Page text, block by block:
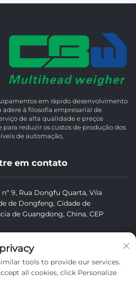
em rápido desenvolvimento
adere à filosofia empresarial de
de alta qualidade e preços
para reduzir os custos de produção dos
de automação,
em contato
nº 9, Rua Dongfu Quarta, Vila
de Dongfeng, Cidade de
de Guangdong, China, CEP
tools to provide our services.
all cookies, click Personalize